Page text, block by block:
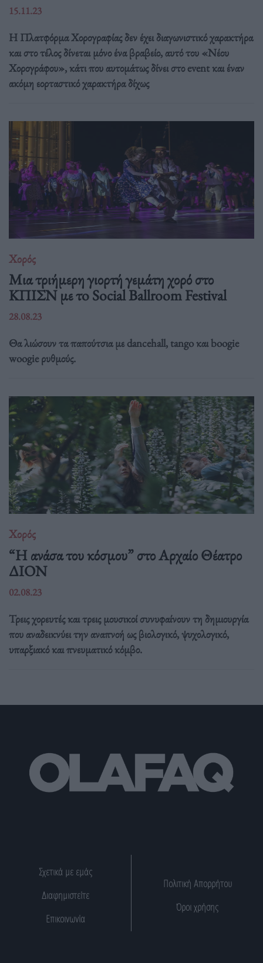
15.11.23
Η Πλατφόρμα Χορογραφίας δεν έχει διαγωνιστικό χαρακτήρα
και στο τέλος δίνεται μόνο ένα βραβείο, αυτό του «Νέου
Χορογράφου», κάτι που αυτομάτως δίνει στο event και έναν
ακόμη εορταστικό χαρακτήρα δίχως
Χορός
Μια τριήμερη γιορτή γεμάτη χορό στο
ΚΠΙΣΝ με τo Social Ballroom Festival
28.08.23
Θα λιώσουν τα παπούτσια με dancehall, tango και boogie
woogie ρυθμούς.
Χορός
“Η ανάσα του κόσμου” στο Αρχαίο Θέατρο
ΔΙΟΝ
02.08.23
Τρεις χορευτές και τρεις μουσικοί συνυφαίνουν τη δημιουργία
που αναδεικνύει την αναπνοή ως βιολογικό, ψυχολογικό,
υπαρξιακό και πνευματικό κόμβο.
Σχετικά με εμάς
Διαφημιστείτε
Επικοινωνία
Πολιτική Απορρήτου
Όροι χρήσης